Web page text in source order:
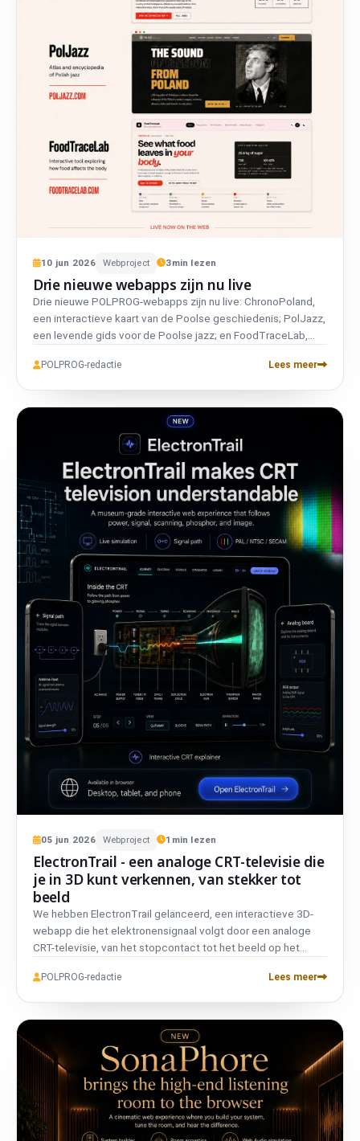
10 jun 2026 Webproject 3min lezen
Drie nieuwe webapps zijn nu live
Drie nieuwe POLPROG-webapps zijn nu live: ChronoPoland,
een interactieve kaart van de Poolse geschiedenis; PolJazz,
een levende gids voor de Poolse jazz; en FoodTraceLab,
Allemaal tweetalig, allemaal met privacy voorop, allemaal in
POLPROG-redactie Lees meer
05 jun 2026 Webproject 1 min lezen
ElectronTrail - een analoge CRT-televisie die
je in 3D kunt verkennen, van stekker tot
beeld
We hebben ElectronTrail gelanceerd, een interactieve 3D-
webapp die het elektronensignaal volgt door een analoge
CRT-televisie, van het stopcontact tot het beeld op het
vereist geen account en gebruikt geen trackers.
POLPROG-redactie Lees meer